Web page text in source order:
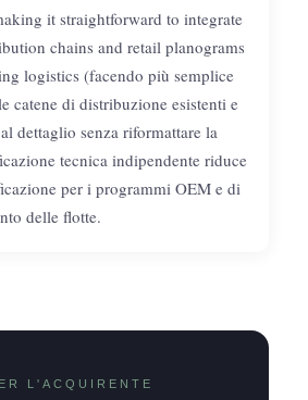
it straightforward to integrate
chains and retail planograms
logistics (facendo più semplice
catene di distribuzione esistenti e
dettaglio senza riformattare la
tecnica indipendente riduce
per i programmi OEM e di
delle flotte.
L'ACQUIRENTE